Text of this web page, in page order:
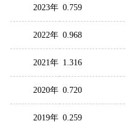
2023年 0.759
2022年 0.968
2021年 1.316
2020年 0.720
2019年 0.259